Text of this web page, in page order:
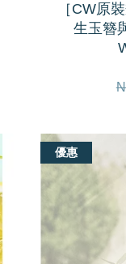
［CW原
生玉簪
優惠